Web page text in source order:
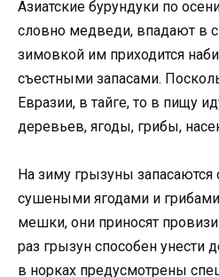
Азиатские бурундуки по
словно медведи, впадают в
зимовкой им приходится
съестными запасами.
Евразии, в тайге, то в пищу
деревьев, ягоды, грибы,
На зиму грызуны запасаются
сушеными ягодами и
мешки, они приносят
раз грызун способен унести
в норках предусмотрены